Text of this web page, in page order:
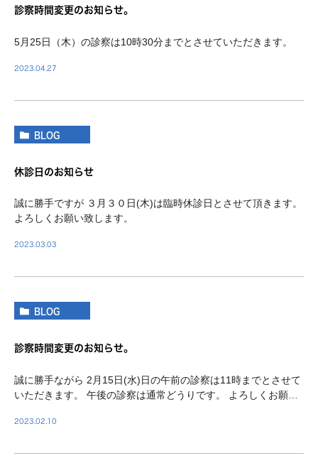
診察時間変更のお知らせ。
5月25日（木）の診察は10時30分までとさせていただきます。
2023.04.27
BLOG
休診日のお知らせ
誠に勝手ですが ３月３０日(木)は臨時休診日とさせて頂きます。
よろしくお願い致します。
2023.03.03
BLOG
診察時間変更のお知らせ。
誠に勝手ながら 2月15日(水)日の午前の診察は11時までとさせて
いただきます。 午後の診察は通常どうりです。 よろしくお願い
2023.02.10